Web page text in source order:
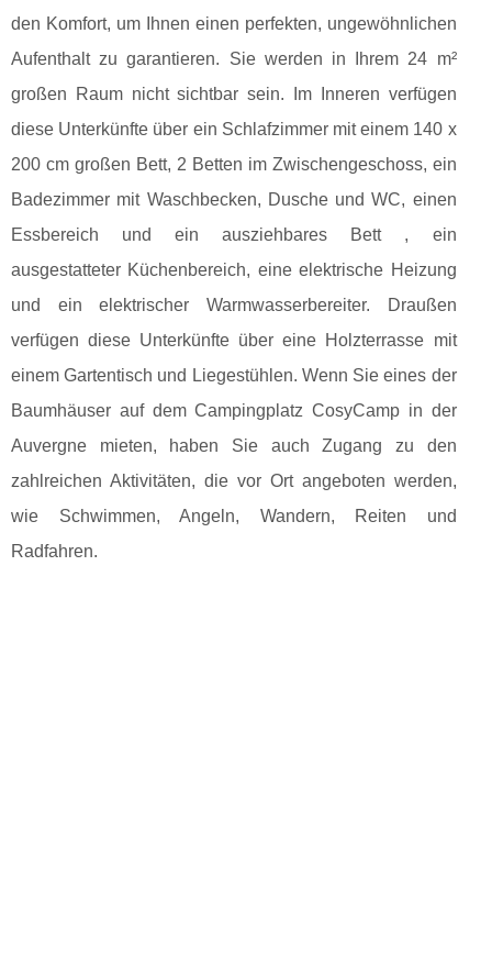
den Komfort, um Ihnen einen perfekten, ungewöhnlichen
Aufenthalt zu garantieren. Sie werden in Ihrem 24 m²
großen Raum nicht sichtbar sein. Im Inneren verfügen
diese Unterkünfte über ein Schlafzimmer mit einem 140 x
200 cm großen Bett, 2 Betten im Zwischengeschoss, ein
Badezimmer mit Waschbecken, Dusche und WC, einen
Essbereich und ein ausziehbares Bett , ein
ausgestatteter Küchenbereich, eine elektrische Heizung
und ein elektrischer Warmwasserbereiter. Draußen
verfügen diese Unterkünfte über eine Holzterrasse mit
einem Gartentisch und Liegestühlen. Wenn Sie eines der
Baumhäuser auf dem Campingplatz CosyCamp in der
Auvergne mieten, haben Sie auch Zugang zu den
zahlreichen Aktivitäten, die vor Ort angeboten werden,
wie Schwimmen, Angeln, Wandern, Reiten und
Radfahren.